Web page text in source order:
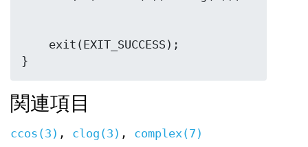
関連項目
ccos(3) , clog(3) , complex(7)